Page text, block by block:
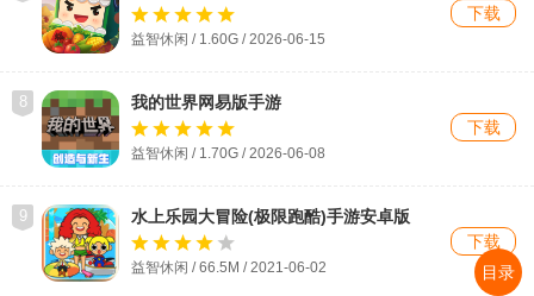
益智休闲 / 1.60G / 2026-06-15
下载
8 我的世界网易版手游
益智休闲 / 1.70G / 2026-06-08
下载
9 水上乐园大冒险(极限跑酷)手游安卓版
益智休闲 / 66.5M / 2021-06-02
下载
目录